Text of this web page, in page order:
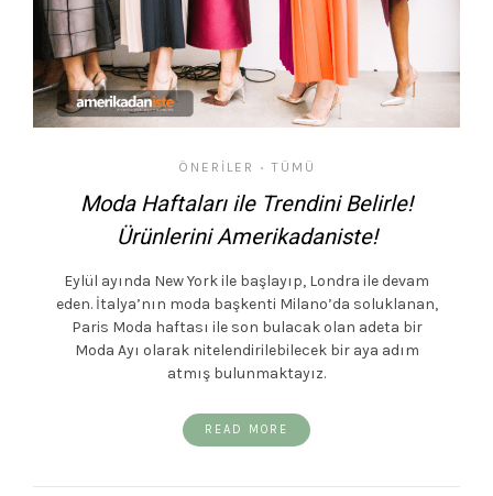
ÖNERILER • TÜMÜ
Moda Haftaları ile Trendini Belirle!
Ürünlerini Amerikadaniste!
Eylül ayında New York ile başlayıp, Londra ile devam
eden. İtalya’nın moda başkenti Milano’da soluklanan,
Paris Moda haftası ile son bulacak olan adeta bir
Moda Ayı olarak nitelendirilebilecek bir aya adım
atmış bulunmaktayız.
READ MORE